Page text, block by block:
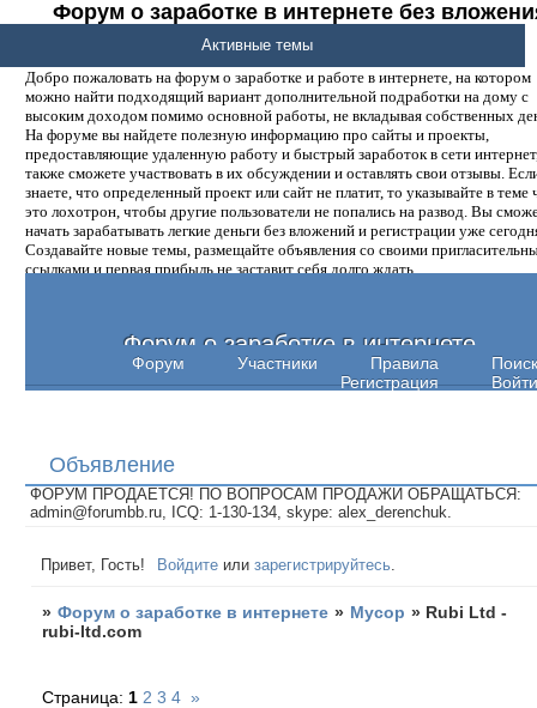
Форум о заработке в интернете без
денег.
Добро пожаловать на форум о заработке и работе в интернете, на котором
можно найти подходящий вариант дополнительной подработки на дому с
высоким доходом помимо основной работы, не вкладывая собственных
На форуме вы найдете полезную информацию про сайты и проекты,
предоставляющие удаленную работу и быстрый заработок в сети
также сможете участвовать в их обсуждении и оставлять свои отзывы.
знаете, что определенный проект или сайт не платит, то указывайте в теме
это лохотрон, чтобы другие пользователи не попались на развод. Вы
начать зарабатывать легкие деньги без вложений и регистрации уже
Создавайте новые темы, размещайте объявления со своими
ссылками и первая прибыль не заставит себя долго ждать.
Форум о заработке в интернете
Форум Участники Правила
Поиск
Регистрация
Войти
Активные темы
Объявление
ФОРУМ ПРОДАЕТСЯ! ПО ВОПРОСАМ ПРОДАЖИ ОБРАЩАТЬСЯ:
admin@forumbb.ru, ICQ: 1-130-134, skype: alex_derenchuk.
Привет, Гость! Войдите илизарегистрируйтесь
» Форум о заработке в интернете » Мусор » Rubi Ltd -
rubi-ltd.com
Страница: 1 2 3 4 »